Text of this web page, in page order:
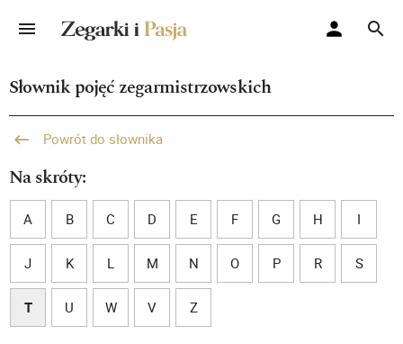
Słownik pojęć zegarmistrzowskich
Powrót do słownika
Na skróty:
A B C D E F G H I
J K L M N O P R S
T U W V Z